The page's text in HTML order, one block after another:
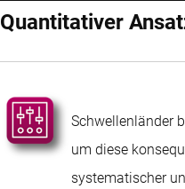
Quantitativer
Schwellenländer
um diese
systematischer